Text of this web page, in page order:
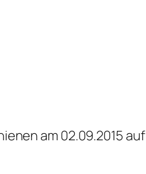
am 02.09.2015 auf